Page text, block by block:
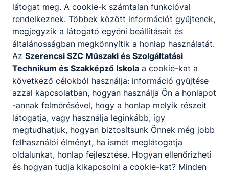
Miben tér el ez a képzés a hagyományostól?
A hagyományos képzésben részt vevő diákok
– számos szakma esetében – tanulmányaik
végeztével kerülnek kapcsolatba az általuk
választott cégekkel. A duális képzésben
viszont már a tanulói évek alatt lehetőségük
nyílik gyakorlati és szakmai tapasztalatot
gyűjteni, akár annál a vállalatnál, ahol később
el szeretnének helyezkedni.
látogat meg. A cookie-k számtalan funkcióval
rendelkeznek. Többek között információt gyűjtenek,
megjegyzik a látogató egyéni beállításait és
általánosságban megkönnyítik a honlap használatát.
Az Szerencsi SZC Műszaki és Szolgáltatási
Technikum és Szakképző Iskola a cookie-kat a
következő célokból használja: információ gyűjtése
azzal kapcsolatban, hogyan használja Ön a honlapot
-annak felmérésével, hogy a honlap melyik részeit
látogatja, vagy használja leginkább, így
megtudhatjuk, hogyan biztosítsunk Önnek még jobb
felhasználói élményt, ha ismét meglátogatja
oldalunkat, honlap fejlesztése. Hogyan ellenőrizheti
és hogyan tudja kikapcsolni a cookie-kat? Minden